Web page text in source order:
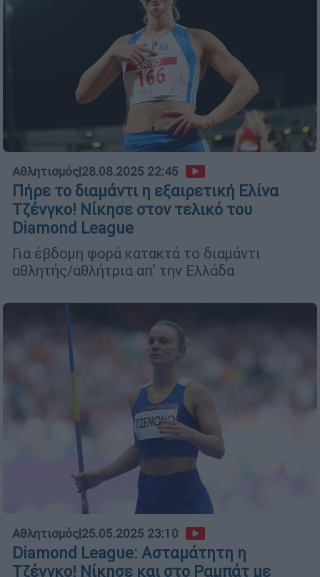
Αθλητισμός|28.08.2025 22:45
Πήρε το διαμάντι η εξαιρετική Ελίνα
Τζένγκο! Νίκησε στον τελικό του
Diamond League
Για έβδομη φορά κατακτά το διαμάντι
αθλητής/αθλήτρια απ' την Ελλάδα
Αθλητισμός|25.05.2025 23:10
Diamond League: Ασταμάτητη η
Τζένγκο! Νίκησε και στο Ραμπάτ με